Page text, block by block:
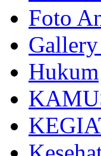
Foto
Hukum